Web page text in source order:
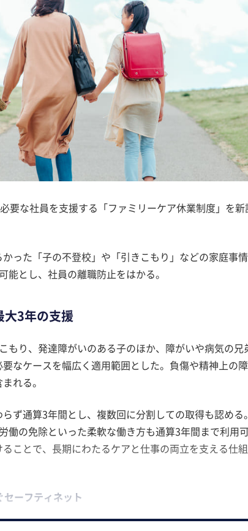
要な社員を支援する「ファミリーケア休業制度」を新
った「子の不登校」や「引きこもり」などの家庭事
能とし、社員の離職防止をはかる。
大3年の支援
もり、発達障がいのある子のほか、障がいや病気の兄
なケースを幅広く適用範囲とした。負傷や精神上の
れる。
ず通算3年間とし、複数回に分割しての取得も認める
働の免除といった柔軟な働き方も通算3年間まで利用
ことで、長期にわたるケアと仕事の両立を支える仕
ーフティネット